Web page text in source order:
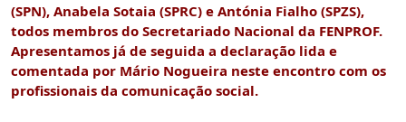
(SPN), Anabela Sotaia (SPRC) e Antónia Fialho (SPZS),
todos membros do Secretariado Nacional da FENPROF.
Apresentamos já de seguida a declaração lida e
comentada por Mário Nogueira neste encontro com os
profissionais da comunicação social.